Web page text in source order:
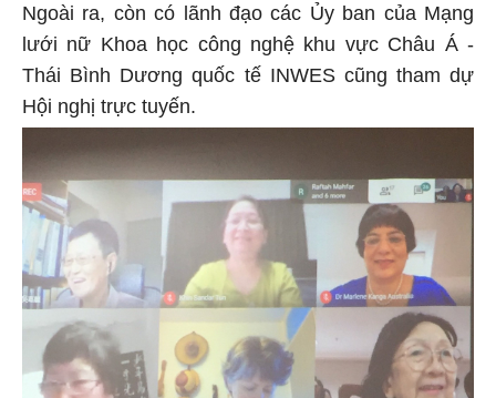
Ngoài ra, còn có lãnh đạo các Ủy ban của Mạng
lưới nữ Khoa học công nghệ khu vực Châu Á -
Thái Bình Dương quốc tế INWES cũng tham dự
Hội nghị trực tuyến.